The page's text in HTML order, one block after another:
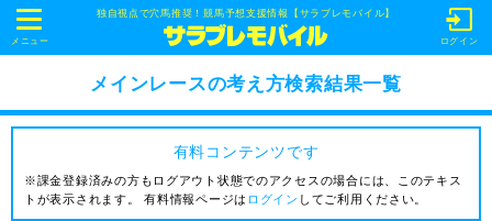
独自視点で穴馬推奨！競馬予想支援情報【サラブレモバイル】
t
o
g
e
n
i
g
a
メニュー ログイン
メインレースの考え方検索結果一覧
有料コンテンツです
※課金登録済みの方もログアウト状態でのアクセスの場合には、このテキス
トが表示されます。 有料情報ページは ログイン してご利用ください。